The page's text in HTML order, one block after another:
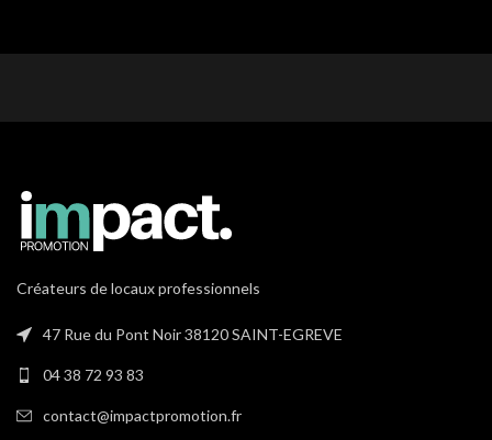
Créateurs de locaux professionnels
47 Rue du Pont Noir 38120 SAINT-EGREVE
04 38 72 93 83
contact@impactpromotion.fr